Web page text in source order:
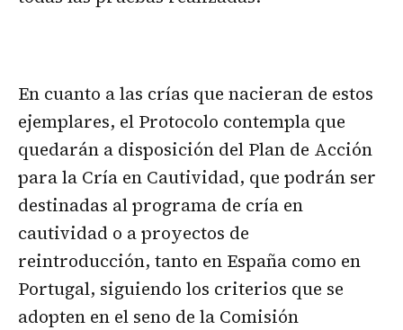
En cuanto a las crías que nacieran de estos
ejemplares, el Protocolo contempla que
quedarán a disposición del Plan de Acción
para la Cría en Cautividad, que podrán ser
destinadas al programa de cría en
cautividad o a proyectos de
reintroducción, tanto en España como en
Portugal, siguiendo los criterios que se
adopten en el seno de la Comisión